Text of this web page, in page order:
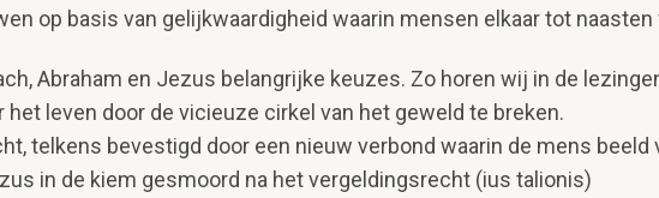
op basis van gelijkwaardigheid waarin mensen elkaar tot
Abraham en Jezus belangrijke keuzes. Zo horen wij in de
leven door de vicieuze cirkel van het geweld te breken.
telkens bevestigd door een nieuw verbond waarin de mens beeld
in de kiem gesmoord na het vergeldingsrecht (ius talionis)